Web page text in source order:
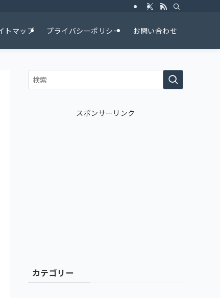
トマップ プライバシーポリシー お問い合わせ
スポンサーリンク
カテゴリー